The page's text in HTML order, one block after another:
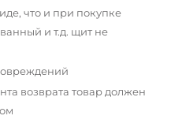
что и при покупке
и т.д. щит не
возврата товар должен